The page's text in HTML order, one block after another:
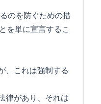
のを防ぐための措
を単に宣言するこ
、これは強制する
律があり、それは